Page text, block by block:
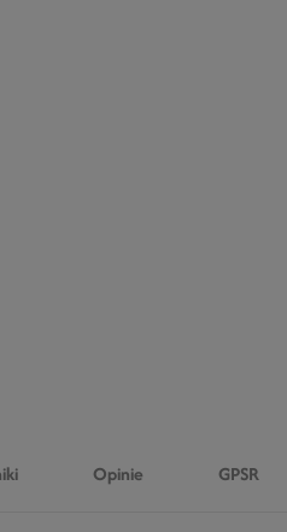
Opinie GPSR